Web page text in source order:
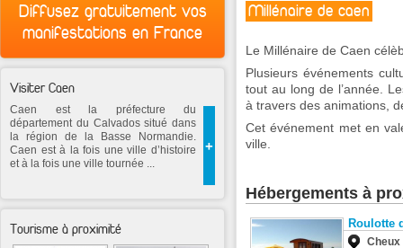
Millénaire de caen
Le Millénaire de Caen
Plusieurs événements
tout au long de l’année.
à travers des animations,
Cet événement met en
ville.
Hébergements à
Roulotte
Cheux
Diffusez gratuitement vos
manifestations en France
Visiter Caen
+
Caen est la préfecture du
département du Calvados situé dans
la région de la Basse Normandie.
Caen est à la fois une ville d’histoire
et à la fois une ville tournée ...
Tourisme à proximité